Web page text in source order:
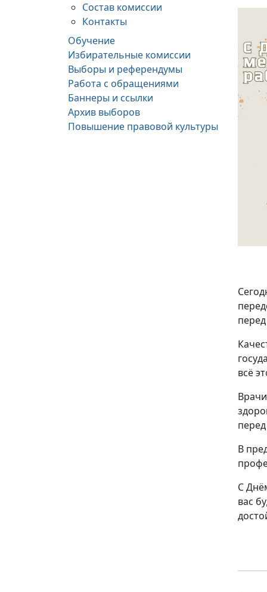
Состав комиссии
Контакты
Обучение
Избирательные комиссии
Выборы и референдумы
Работа с обращениями
Баннеры и ссылки
Архив выборов
Повышение правовой культуры
всё
В
С
вас